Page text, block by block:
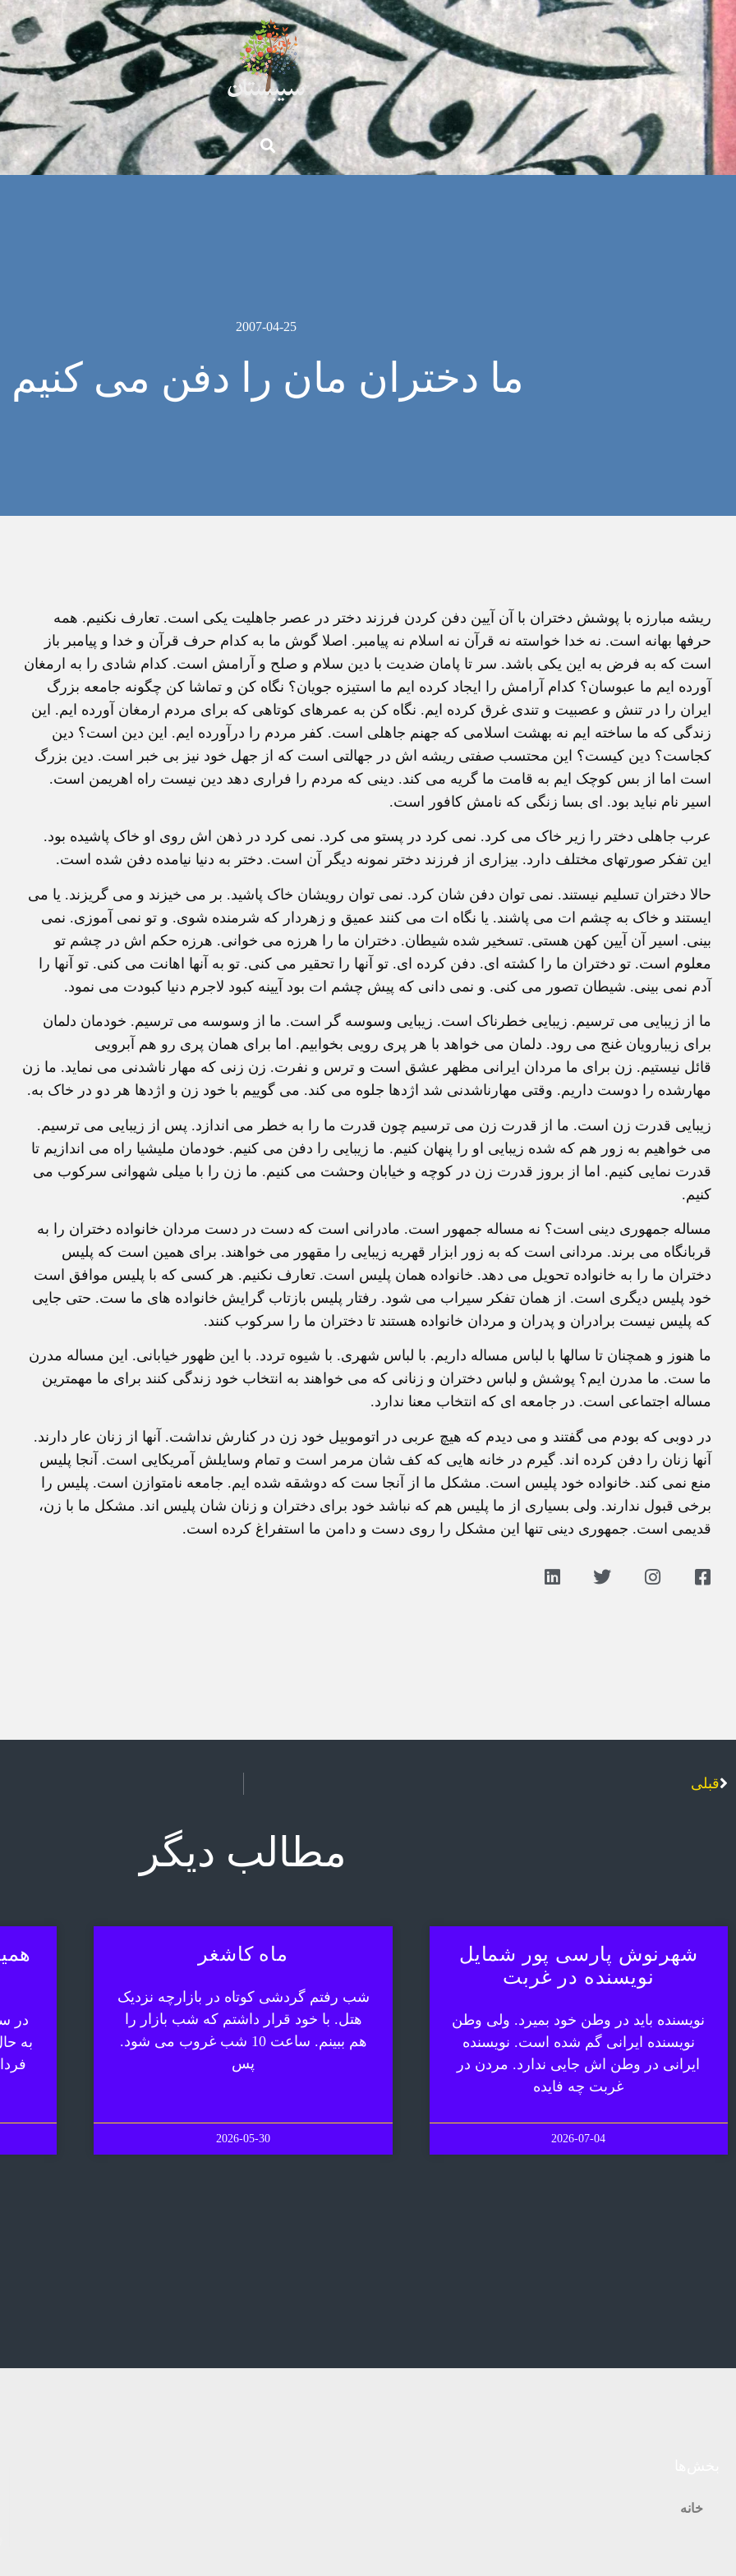
2007-04-25
ما دختران مان را دفن می کنيم
ريشه مبارزه با پوشش دختران با آن آيين دفن کردن فرزند دختر در عصر جاهليت يکی است. تعارف نکنيم. همه
حرفها بهانه است. نه خدا خواسته نه قرآن نه اسلام نه پيامبر. اصلا گوش ما به کدام حرف قرآن و خدا و پيامبر باز
است که به فرض به اين يکی باشد. سر تا پامان ضديت با دين سلام و صلح و آرامش است. کدام شادی را به ارمغان
آورده ايم ما عبوسان؟ کدام آرامش را ايجاد کرده ايم ما استيزه جويان؟ نگاه کن و تماشا کن چگونه جامعه بزرگ
ايران را در تنش و عصبيت و تندی غرق کرده ايم. نگاه کن به عمرهای کوتاهی که برای مردم ارمغان آورده ايم. اين
زندگی که ما ساخته ايم نه بهشت اسلامی که جهنم جاهلی است. کفر مردم را درآورده ايم. اين دين است؟ دين
کجاست؟ دين کيست؟ اين محتسب صفتی ريشه اش در جهالتی است که از جهل خود نيز بی خبر است. دين بزرگ
است اما از بس کوچک ايم به قامت ما گريه می کند. دينی که مردم را فراری دهد دين نيست راه اهريمن است.
اسير نام نبايد بود. ای بسا زنگی که نامش کافور است.
عرب جاهلی دختر را زير خاک می کرد. نمی کرد در پستو می کرد. نمی کرد در ذهن اش روی او خاک پاشيده بود.
اين تفکر صورتهای مختلف دارد. بيزاری از فرزند دختر نمونه ديگر آن است. دختر به دنيا نيامده دفن شده است.
حالا دختران تسليم نيستند. نمی توان دفن شان کرد. نمی توان رويشان خاک پاشيد. بر می خيزند و می گريزند. يا می
ايستند و خاک به چشم ات می پاشند. يا نگاه ات می کنند عميق و زهردار که شرمنده شوی. و تو نمی آموزی. نمی
بينی. اسير آن آيين کهن هستی. تسخير شده شيطان. دختران ما را هرزه می خوانی. هرزه حکم اش در چشم تو
معلوم است. تو دختران ما را کشته ای. دفن کرده ای. تو آنها را تحقير می کنی. تو به آنها اهانت می کنی. تو آنها را
آدم نمی بينی. شيطان تصور می کنی. و نمی دانی که پيش چشم ات بود آيينه کبود لاجرم دنيا کبودت می نمود.
ما از زيبايی می ترسيم. زيبايی خطرناک است. زيبايی وسوسه گر است. ما از وسوسه می ترسيم. خودمان دلمان
برای زيبارويان غنج می رود. دلمان می خواهد با هر پری رويی بخوابيم. اما برای همان پری رو هم آبرويی
قائل نيستيم. زن برای ما مردان ايرانی مظهر عشق است و ترس و نفرت. زن زنی که مهار ناشدنی می نمايد. ما زن
مهارشده را دوست داريم. وقتی مهارناشدنی شد اژدها جلوه می کند. می گوييم با خود زن و اژدها هر دو در خاک به.
زيبايی قدرت زن است. ما از قدرت زن می ترسيم چون قدرت ما را به خطر می اندازد. پس از زيبايی می ترسيم.
می خواهيم به زور هم که شده زيبايی او را پنهان کنيم. ما زيبايی را دفن می کنيم. خودمان مليشيا راه می اندازيم تا
قدرت نمايی کنيم. اما از بروز قدرت زن در کوچه و خيابان وحشت می کنيم. ما زن را با ميلی شهوانی سرکوب می
کنيم.
مساله جمهوری دينی است؟ نه مساله جمهور است. مادرانی است که دست در دست مردان خانواده دختران را به
قربانگاه می برند. مردانی است که به زور ابزار قهريه زيبايی را مقهور می خواهند. برای همين است که پليس
دختران ما را به خانواده تحويل می دهد. خانواده همان پليس است. تعارف نکنيم. هر کسی که با پليس موافق است
خود پليس ديگری است. از همان تفکر سيراب می شود. رفتار پليس بازتاب گرايش خانواده های ما ست. حتی جايی
که پليس نيست برادران و پدران و مردان خانواده هستند تا دختران ما را سرکوب کنند.
ما هنوز و همچنان تا سالها با لباس مساله داريم. با لباس شهری. با شيوه تردد. با اين ظهور خيابانی. اين مساله مدرن
ما ست. ما مدرن ايم؟ پوشش و لباس دختران و زنانی که می خواهند به انتخاب خود زندگی کنند برای ما مهمترين
مساله اجتماعی است. در جامعه ای که انتخاب معنا ندارد.
در دوبی که بودم می گفتند و می ديدم که هيچ عربی در اتوموبيل خود زن در کنارش نداشت. آنها از زنان عار دارند.
آنها زنان را دفن کرده اند. گيرم در خانه هايی که کف شان مرمر است و تمام وسايلش آمريکايی است. آنجا پليس
منع نمی کند. خانواده خود پليس است. مشکل ما از آنجا ست که دوشقه شده ايم. جامعه نامتوازن است. پليس را
برخی قبول ندارند. ولی بسياری از ما پليس هم که نباشد خود برای دختران و زنان شان پليس اند. مشکل ما با زن،
قديمی است. جمهوری دينی تنها اين مشکل را روی دست و دامن ما استفراغ کرده است.
قبلی
مطالب دیگر
شهرنوش پارسی پور شمایل
نویسنده در غربت
نویسنده باید در وطن خود بمیرد. ولی وطن
نویسنده ایرانی گم شده است. نویسنده
ایرانی در وطن اش جایی ندارد. مردن در
غربت چه فایده
2026-07-04
ماه کاشغر
شب رفتم گردشی کوتاه در بازارچه نزدیک
هتل. با خود قرار داشتم که شب بازار را
هم ببینم. ساعت 10 شب غروب می شود.
پس
2026-05-30
در
به
خانه